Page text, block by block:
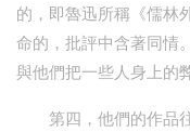
的，即魯迅所稱《儒林
命的，批評中含著同情
與他們把一些人身上的
第四，他們的作品